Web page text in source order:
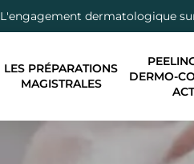
L'engagement dermatologique
LES PRÉPARATIONS
MAGISTRALES
DERMO-